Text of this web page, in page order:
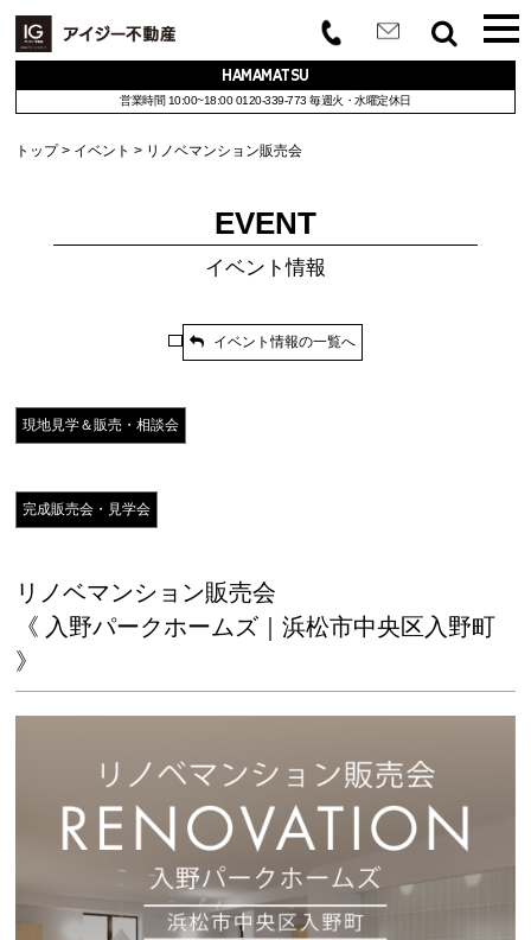
HAMAMATSU
営業時間 10:00~18:00 0120-339-773 毎週火・水曜定休日
トップ イベント リノベマンション販売会
EVENT
イベント情報
イベント情報の一覧へ
現地見学＆販売・相談会
完成販売会・見学会
リノベマンション販売会
《 入野パークホームズ｜浜松市中央区入野町
》